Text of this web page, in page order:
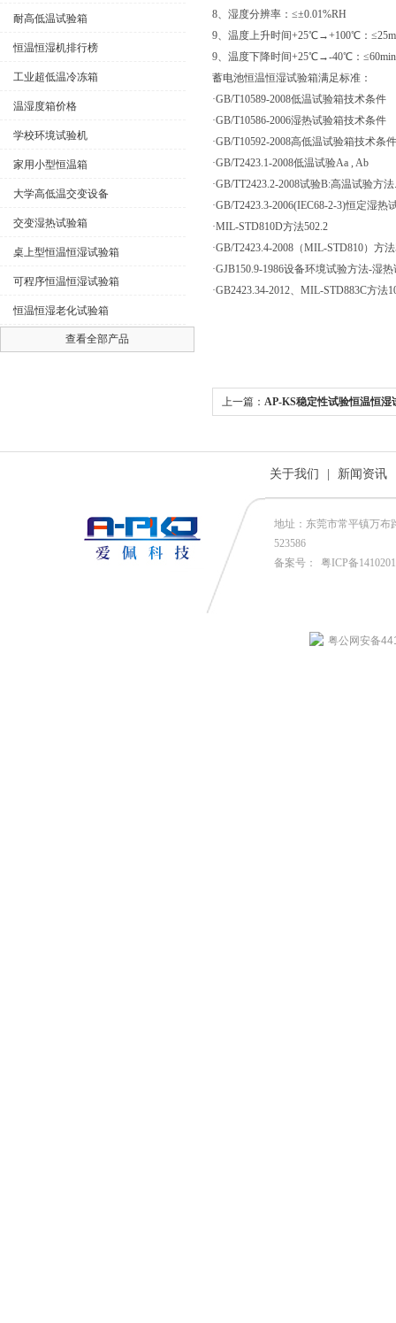
耐高低温试验箱
恒温恒湿机排行榜
工业超低温冷冻箱
温湿度箱价格
学校环境试验机
家用小型恒温箱
大学高低温交变设备
交变湿热试验箱
桌上型恒温恒湿试验箱
可程序恒温恒湿试验箱
恒温恒湿老化试验箱
查看全部产品
8、湿度分辨率：≤±0.01%RH
9、温度上升时间+25℃→+100℃：
9、温度下降时间+25℃→-40℃：
蓄电池恒温恒湿试验箱满足标准：
·GB/T10589-2008低温试验箱技术条件
·GB/T10586-2006湿热试验箱技术条件
·GB/T10592-2008高低温试验箱技术条件
·GB/T2423.1-2008低温试验Aa , Ab
·GB/TT2423.2-2008试验B:高温试验方法.
·GB/T2423.3-2006(IEC68-2-3)恒定湿热
·MIL-STD810D方法502.2
·GB/T2423.4-2008（MIL-STD810）方
·GJB150.9-1986设备环境试验方法-湿
·GB2423.34-2012、MIL-STD883C方法
上一篇： AP-KS稳定性试验恒温恒湿
关于我们 新闻资讯
地址：东莞市常平镇万布
523586
备案号：
粤ICP备
粤公网安备